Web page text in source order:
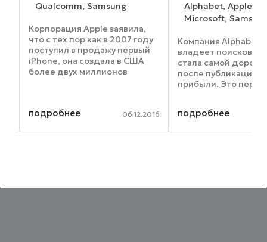
Qualcomm, Samsung
Корпорация Apple заявила,
что с тех пор как в 2007 году
поступил в продажу первый
iPhone, она создала в США
более двух миллионов
новых поставщиков и
подробнее 06.12.2016
Alphabet, Apple,
Microsoft,
Компания Alphabet,
владеет
стала самой
после публикации
прибыли. Это
Alphabet за
подробнее